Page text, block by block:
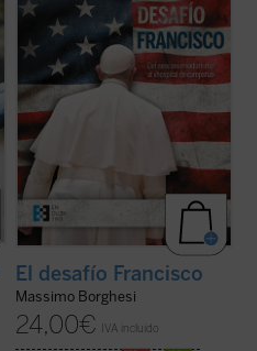
protagonistas, y el riesgo de que pueda
conducir a un «cisma» ...
(ver ficha)
El desafío Francisco
Massimo Borghesi
24,00€ IVA incluido